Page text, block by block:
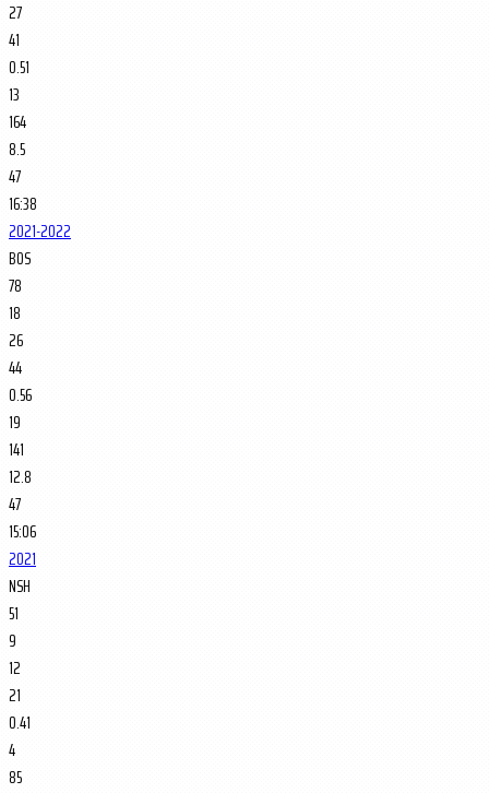
27
41
0.51
13
164
8.5
47
16:38
2021-2022
BOS
78
18
26
44
0.56
19
141
12.8
47
15:06
2021
NSH
51
9
12
21
0.41
4
85